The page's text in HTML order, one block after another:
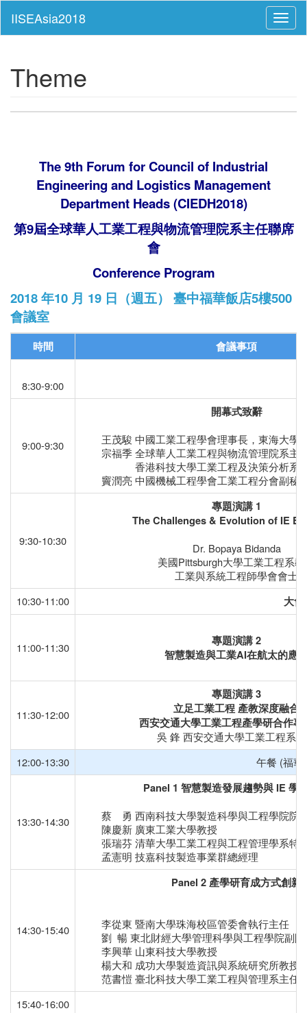
Theme
The 9th Forum for Council of Industrial
Engineering and Logistics Management
Department Heads (CIEDH2018)
第9屆全球華人工業工程與物流管理院系主任聯席
會
Conference Program
2018年10 月 19 日（週五） 臺中福華飯店5樓500
會議室
時間 會議事項
8:30-9:00
9:00-9:30
開幕式致辭
王茂駿 中國工業工程學會理事長，東海大學
宗福季 全球華人工業工程與物流管理院系主
香港科技大學工業工程及決策分析系
竇潤亮 中國機械工程學會工業工程分會副秘
9:30-10:30
專題演講 1
The Challenges & Evolution of IE
Dr. Bopaya Bidanda
美國Pittsburgh大學工業工程系
工業與系統工程師學會會士
10:30-11:00
大會
11:00-11:30
專題演講 2
智慧製造與工業AI在航太的應
11:30-12:00
專題演講3
立足工業工程 產教深度融合
西安交通大學工業工程產學研合作專
吳 鋒 西安交通大學工業工程系
12:00-13:30
午餐 (福華
13:30-14:30
Panel 1 智慧製造發展趨勢與 IE學
蔡 勇 西南科技大學製造科學與工程學院院
陳慶新 廣東工業大學教授
張瑞芬 清華大學工業工程與工程管理學系特
孟憲明 技嘉科技製造事業群總經理
14:30-15:40
Panel 2 產學研育成方式創新
李從東 暨南大學珠海校區管委會執行主任
劉 暢 東北財經大學管理科學與工程學院副院
李興華 山東科技大學教授
楊大和 成功大學製造資訊與系統研究所教授
范書愷 臺北科技大學工業工程與管理系主任
15:40-16:00